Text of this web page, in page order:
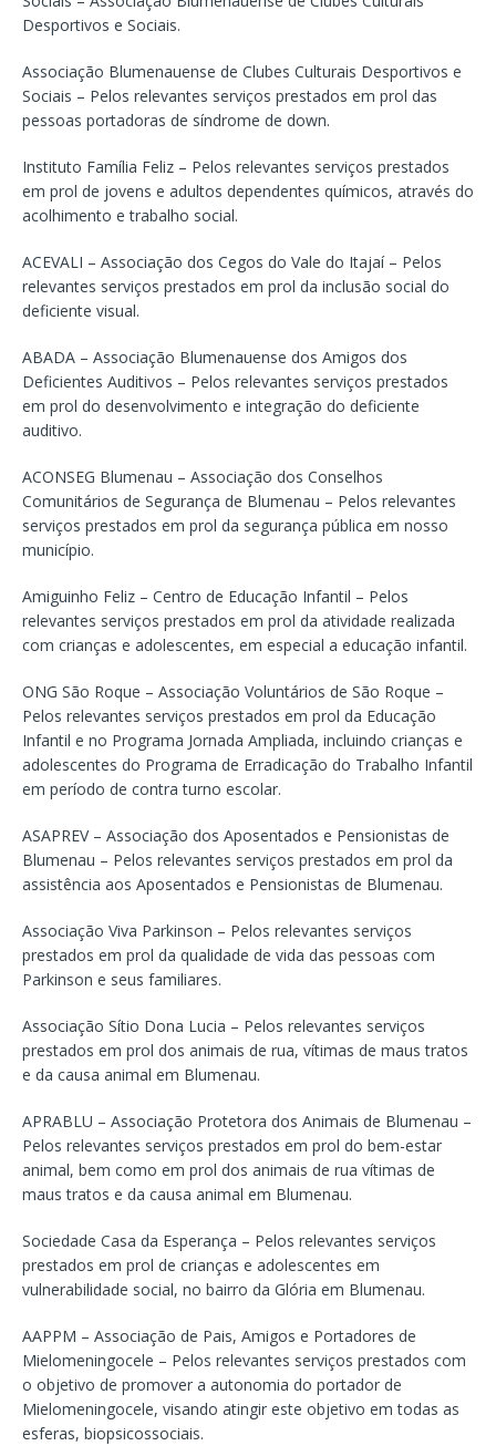
Desportivos e Sociais.
Associação Blumenauense de Clubes Culturais Desportivos e
Sociais – Pelos relevantes serviços prestados em prol das
pessoas portadoras de síndrome de down.
Instituto Família Feliz – Pelos relevantes serviços prestados
em prol de jovens e adultos dependentes químicos, através do
acolhimento e trabalho social.
ACEVALI – Associação dos Cegos do Vale do Itajaí – Pelos
relevantes serviços prestados em prol da inclusão social do
deficiente visual.
ABADA – Associação Blumenauense dos Amigos dos
Deficientes Auditivos – Pelos relevantes serviços prestados
em prol do desenvolvimento e integração do deficiente
auditivo.
ACONSEG Blumenau – Associação dos Conselhos
Comunitários de Segurança de Blumenau – Pelos relevantes
serviços prestados em prol da segurança pública em nosso
município.
Amiguinho Feliz – Centro de Educação Infantil – Pelos
relevantes serviços prestados em prol da atividade realizada
com crianças e adolescentes, em especial a educação infantil.
ONG São Roque – Associação Voluntários de São Roque –
Pelos relevantes serviços prestados em prol da Educação
Infantil e no Programa Jornada Ampliada, incluindo crianças e
adolescentes do Programa de Erradicação do Trabalho Infantil
em período de contra turno escolar.
ASAPREV – Associação dos Aposentados e Pensionistas de
Blumenau – Pelos relevantes serviços prestados em prol da
assistência aos Aposentados e Pensionistas de Blumenau.
Associação Viva Parkinson – Pelos relevantes serviços
prestados em prol da qualidade de vida das pessoas com
Parkinson e seus familiares.
Associação Sítio Dona Lucia – Pelos relevantes serviços
prestados em prol dos animais de rua, vítimas de maus tratos
e da causa animal em Blumenau.
APRABLU – Associação Protetora dos Animais de Blumenau –
Pelos relevantes serviços prestados em prol do bem-estar
animal, bem como em prol dos animais de rua vítimas de
maus tratos e da causa animal em Blumenau.
Sociedade Casa da Esperança – Pelos relevantes serviços
prestados em prol de crianças e adolescentes em
vulnerabilidade social, no bairro da Glória em Blumenau.
AAPPM – Associação de Pais, Amigos e Portadores de
Mielomeningocele – Pelos relevantes serviços prestados com
o objetivo de promover a autonomia do portador de
Mielomeningocele, visando atingir este objetivo em todas as
esferas, biopsicossociais.